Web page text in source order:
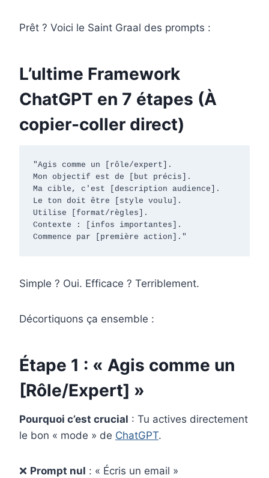
Prêt ? Voici le Saint Graal des prompts :
L’ultime Framework
ChatGPT en 7 étapes (À
copier-coller direct)
"Agis comme un [rôle/expert].
Mon objectif est de [but précis].
Ma cible, c'est [description audience].
Le ton doit être [style voulu].
Utilise [format/règles].
Contexte : [infos importantes].
Commence par [première action]."
Simple ? Oui. Efficace ? Terriblement.
Décortiquons ça ensemble :
Étape 1 : « Agis comme un
[Rôle/Expert] »
Pourquoi c’est crucial : Tu actives directement
le bon « mode » de ChatGPT.
❌ Prompt nul : « Écris un email »